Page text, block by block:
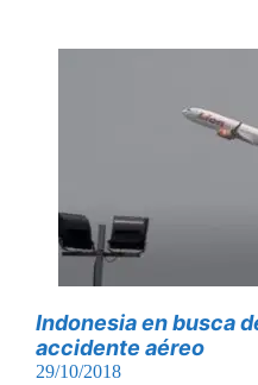
Indonesia en busca
accidente aéreo
29/10/2018